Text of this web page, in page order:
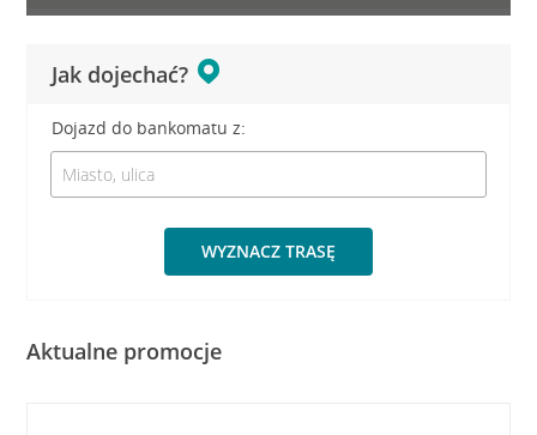
Jak dojechać?
Dojazd do bankomatu z:
WYZNACZ TRASĘ
Aktualne promocje